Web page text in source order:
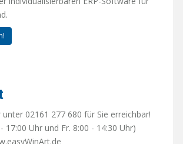
unter 02161 277 680 für Sie erreichbar!
17:00 Uhr und Fr. 8:00 - 14:30 Uhr)